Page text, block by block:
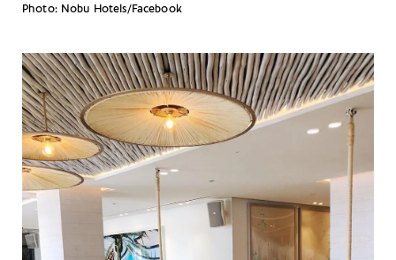
Photo: Nobu Hotels/Facebook